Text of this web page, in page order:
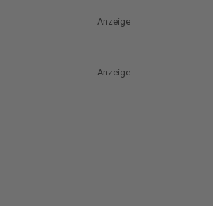
Anzeige
Anzeige